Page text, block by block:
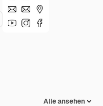
Alle ansehen